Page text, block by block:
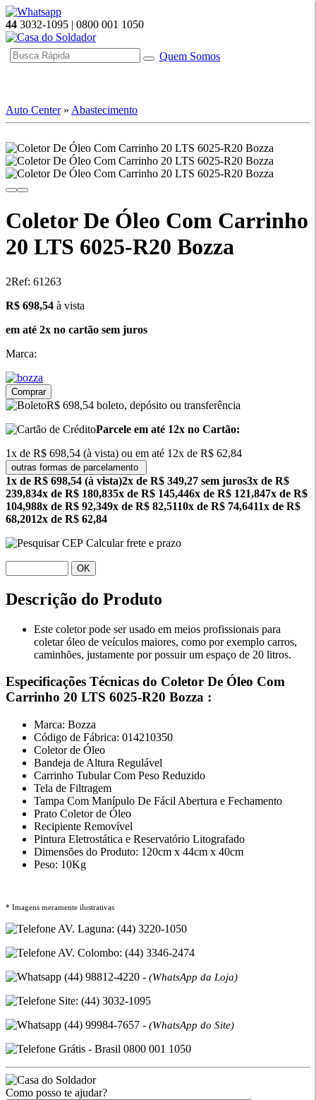
44 3032-1095 | 0800 001 1050
Quem Somos
Auto Center» Abastecimento
Coletor De Óleo Com Carrinho
20 LTS 6025-R20 Bozza
2Ref: 61263
698.54
R$ 698,54 à vista
em até 2x no cartão sem juros
Marca:
Comprar
R$ 698,54 boleto, depósito ou transferência
Parcele em até 12x no Cartão:
1x de R$ 698,54 (à vista) ou em até 12x de R$ 62,84
outras formas de parcelamento
1x de R$ 698,54 (à vista)2x de R$ 349,27 sem juros3x de R$
239,834x de R$ 180,835x de R$ 145,446x de R$ 121,847x de R$
104,988x de R$ 92,349x de R$ 82,5110x de R$ 74,6411x de R$
68,2012x de R$ 62,84
Calcular frete e prazo
OK
Descrição do Produto
Este coletor pode ser usado em meios profissionais para
coletar óleo de veículos maiores, como por exemplo carros,
caminhões, justamente por possuir um espaço de 20 litros.
Especificações Técnicas do Coletor De Óleo Com
Carrinho 20 LTS 6025-R20 Bozza :
Marca: Bozza
Código de Fábrica: 014210350
Coletor de Óleo
Bandeja de Altura Regulável
Carrinho Tubular Com Peso Reduzido
Tela de Filtragem
Tampa Com Manípulo De Fácil Abertura e Fechamento
Prato Coletor de Óleo
Recipiente Removível
Pintura Eletrostática e Reservatório Litografado
Dimensões do Produto: 120cm x 44cm x 40cm
Peso: 10Kg
* Imagens meramente ilustrativas
AV. Laguna: (44) 3220-1050
AV. Colombo: (44) 3346-2474
(44) 98812-4220 - (WhatsApp da Loja)
Site: (44) 3032-1095
(44) 99984-7657 - (WhatsApp do Site)
Grátis - Brasil 0800 001 1050
Como posso te ajudar?